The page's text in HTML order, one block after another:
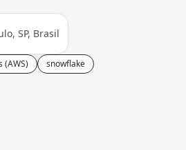
SP, Brasil
(AWS) snowflake